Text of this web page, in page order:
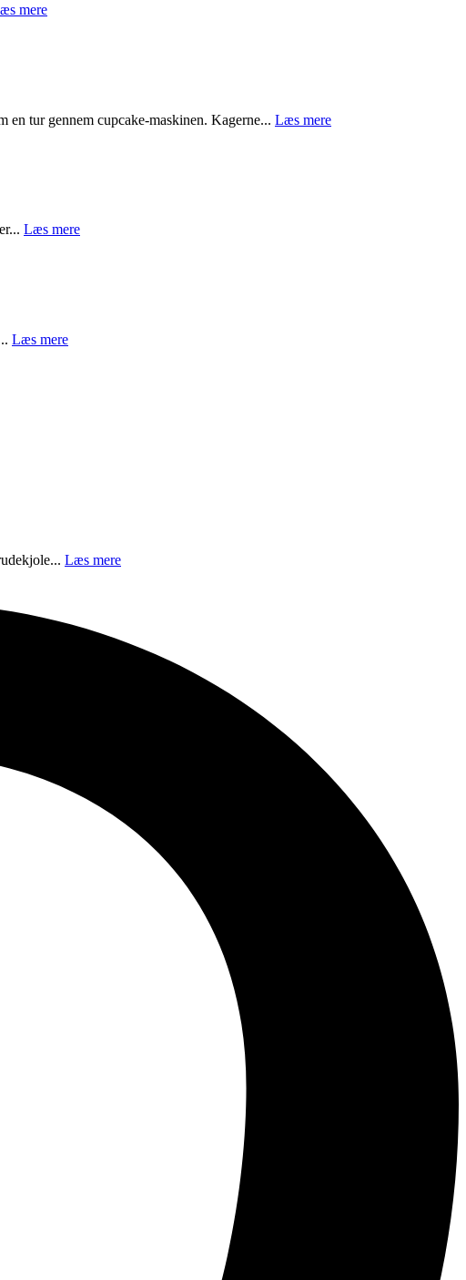
mere
en tur gennem cupcake-maskinen. Kagerne... Læs mere
Læs mere
Læs mere
Læs mere